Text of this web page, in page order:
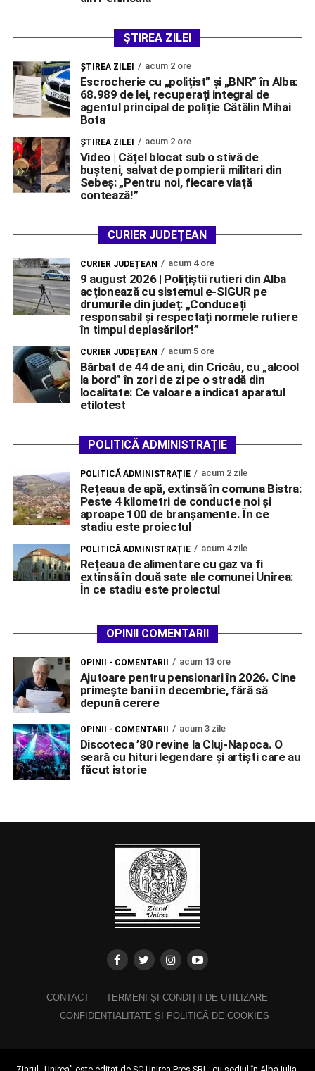
ȘTIREA ZILEI
ŞTIREA ZILEI acum 2 ore
Escrocherie cu „polițist” și „BNR” în Alba:
68.989 de lei, recuperați integral de
agentul principal de poliție Cătălin Mihai
Bota
ŞTIREA ZILEI acum 2 ore
Video | Cățel blocat sub o stivă de
bușteni, salvat de pompierii militari din
Sebeș: „Pentru noi, fiecare viață
contează!”
CURIER JUDEȚEAN
CURIER JUDEȚEAN acum 4 ore
9 august 2026 | Polițiștii rutieri din Alba
acționează cu sistemul e-SIGUR pe
drumurile din județ: „Conduceți
responsabil și respectați normele rutiere
în timpul deplasărilor!”
CURIER JUDEȚEAN acum 5 ore
Bărbat de 44 de ani, din Cricău, cu „alcool
la bord” în zori de zi pe o stradă din
localitate: Ce valoare a indicat aparatul
etilotest
POLITICĂ ADMINISTRAȚIE
POLITICĂ ADMINISTRAȚIE acum 2 zile
Rețeaua de apă, extinsă în comuna Bistra:
Peste 4 kilometri de conducte noi și
aproape 100 de branșamente. În ce
stadiu este proiectul
POLITICĂ ADMINISTRAȚIE acum 4 zile
Rețeaua de alimentare cu gaz va fi
extinsă în două sate ale comunei Unirea:
În ce stadiu este proiectul
OPINII COMENTARII
OPINII - COMENTARII acum 13 ore
Ajutoare pentru pensionari în 2026. Cine
primește bani în decembrie, fără să
depună cerere
OPINII - COMENTARII acum 3 zile
Discoteca ’80 revine la Cluj-Napoca. O
seară cu hituri legendare și artiști care au
făcut istorie
CONTACT
TERMENI ȘI CONDIȚII DE UTILIZARE
CONFIDENȚIALITATE ȘI POLITICĂ DE COOKIES
Ziarul „Unirea” este editat de SC Unirea Pres SRL, cu sediul în Alba Iulia,